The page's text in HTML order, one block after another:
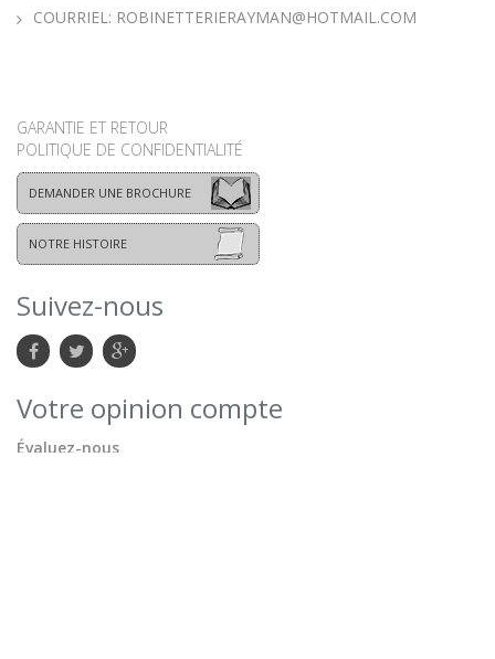
COURRIEL: ROBINETTERIERAYMAN@HOTMAIL.COM
GARANTIE ET RETOUR
POLITIQUE DE CONFIDENTIALITÉ
DEMANDER UNE BROCHURE
NOTRE HISTOIRE
Suivez-nous
Votre opinion compte
Évaluez-nous